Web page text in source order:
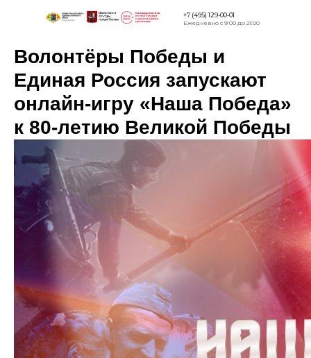
+7 (495) 129-00-01
Ежедневно с 9:00 до 21:00
Волонтёры Победы и
Единая Россия запускают
онлайн-игру «Наша Победа»
к 80-летию Великой Победы